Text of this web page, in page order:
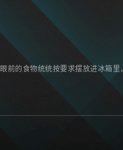
前的食物统统按要求摆放进冰箱